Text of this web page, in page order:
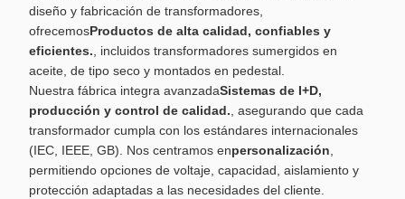
diseño y fabricación de transformadores,
ofrecemosProductos de alta calidad, confiables y
eficientes., incluidos transformadores sumergidos en
aceite, de tipo seco y montados en pedestal.
Nuestra fábrica integra avanzadaSistemas de I+D,
producción y control de calidad., asegurando que cada
transformador cumpla con los estándares internacionales
(IEC, IEEE, GB). Nos centramos enpersonalización,
permitiendo opciones de voltaje, capacidad, aislamiento y
protección adaptadas a las necesidades del cliente.